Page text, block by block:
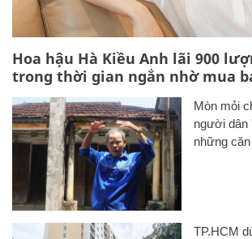
Hoa hậu Hà Kiều Anh lãi 900
trong thời gian ngắn nhờ mua
Mòn mỏi
người dân
những
TP.HCM